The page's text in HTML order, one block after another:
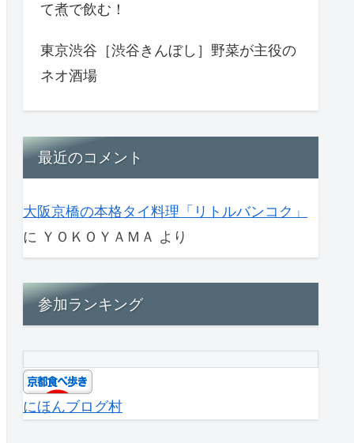
て煮で飲む！
東京渋谷［渋谷きんぼし］野菜が主役の
ネオ酒場
最近のコメント
大阪京橋の本格タイ料理「リトルバンコク」
に ＹＯＫＯＹＡＭＡ より
参加ランキング
にほんブログ村